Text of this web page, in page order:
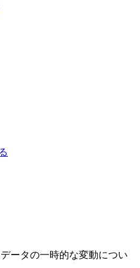
データの一時的な変動につい